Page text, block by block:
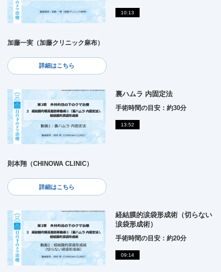
10:13
加藤一実（加藤クリニック麻布）
詳細はこちら
裏ハムラ 内固定法
手術時間の目安：約30分
13:52
則本翔（CHINOWA CLINIC）
詳細はこちら
経結膜的涙袋形成術（切らない
涙袋形成術）
手術時間の目安：約20分
09:14